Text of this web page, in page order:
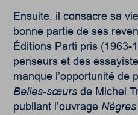
Ensuite, il consacre sa
bonne partie de ses
Éditions Parti pris (1963-
penseurs et des
manque l’opportunité de
Belles-sœurs de Michel
publiant l’ouvrage